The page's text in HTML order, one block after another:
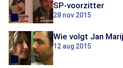
SP-voorzitter
28 nov 2015
Wie volgt Jan
12 aug 2015